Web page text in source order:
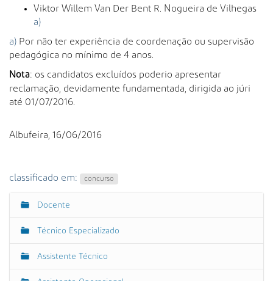
Viktor Willem Van Der Bent R. Nogueira de Vilhegas
a)
a) Por não ter experiência de coordenação ou supervisão
pedagógica no mínimo de 4 anos.
Nota: os candidatos excluídos poderio apresentar
reclamação, devidamente fundamentada, dirigida ao júri
até 01/07/2016.
Albufeira, 16/06/2016
classificado em: concurso
N
e
Docente
Técnico Especializado
Assistente Técnico